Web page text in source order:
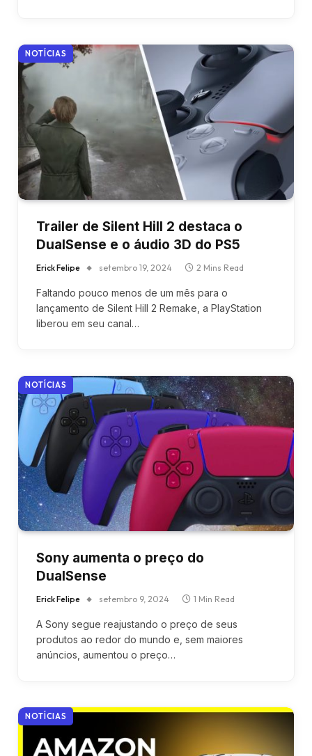
NOTÍCIAS
Trailer de Silent Hill 2 destaca o
DualSense e o áudio 3D do PS5
Erick Felipe setembro 19, 2024 2 Mins Read
Faltando pouco menos de um mês para o
lançamento de Silent Hill 2 Remake, a PlayStation
liberou em seu canal…
NOTÍCIAS
Sony aumenta o preço do
DualSense
Erick Felipe setembro 9, 2024 1 Min Read
A Sony segue reajustando o preço de seus
produtos ao redor do mundo e, sem maiores
anúncios, aumentou o preço…
NOTÍCIAS